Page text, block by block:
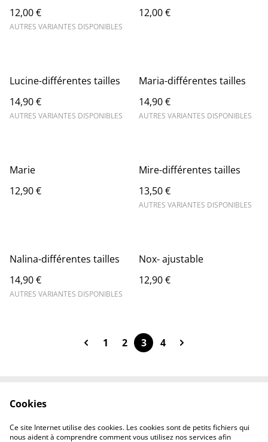
12,00 €
AUTRES VARIANTES DISPONIBLES
12,00 €
Lucine-différentes tailles
14,90 €
AUTRES VARIANTES DISPONIBLES
Maria-différentes tailles
14,90 €
AUTRES VARIANTES DISPONIBLES
Marie
12,90 €
Mire-différentes tailles
13,50 €
AUTRES VARIANTES DISPONIBLES
Nalina-différentes tailles
14,90 €
AUTRES VARIANTES DISPONIBLES
Nox- ajustable
12,90 €
1 2 3 4
Politique de
confidentialité
Politique de cookies
Cookies
Ce site Internet utilise des cookies. Les cookies sont de petits fichiers qui
nous aident à comprendre comment vous utilisez nos services afin